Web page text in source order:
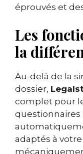
éprouvés et
Les
la
Au-delà de la
dossier,
complet pour
adaptés à